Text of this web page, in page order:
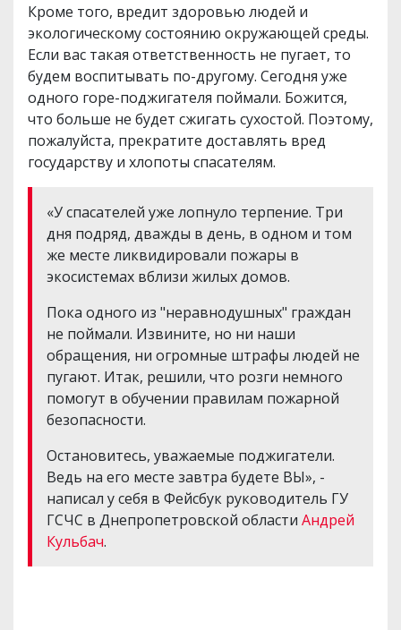
Кроме того, вредит здоровью людей и
экологическому состоянию окружающей среды.
Если вас такая ответственность не пугает, то
будем воспитывать по-другому. Сегодня уже
одного горе-поджигателя поймали. Божится,
что больше не будет сжигать сухостой. Поэтому,
пожалуйста, прекратите доставлять вред
государству и хлопоты спасателям.
«У спасателей уже лопнуло терпение. Три
дня подряд, дважды в день, в одном и том
же месте ликвидировали пожары в
экосистемах вблизи жилых домов.
Пока одного из "неравнодушных" граждан
не поймали. Извините, но ни наши
обращения, ни огромные штрафы людей не
пугают. Итак, решили, что розги немного
помогут в обучении правилам пожарной
безопасности.
Остановитесь, уважаемые поджигатели.
Ведь на его месте завтра будете ВЫ», -
написал у себя в Фейсбук руководитель ГУ
ГСЧС в Днепропетровской области Андрей
Кульбач.